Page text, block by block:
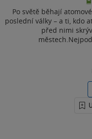
Po světě běhají
poslední války – a ti, kdo
před nimi